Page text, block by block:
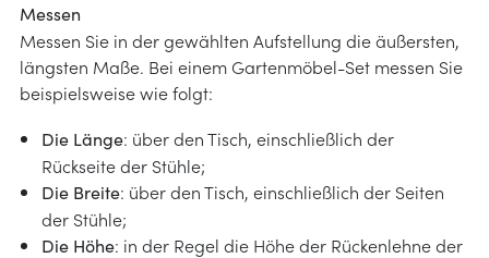
Messen
Messen Sie in der gewählten Aufstellung die äußersten,
längsten Maße. Bei einem Gartenmöbel-Set messen Sie
beispielsweise wie folgt:
Die Länge: über den Tisch, einschließlich der
Rückseite der Stühle;
Die Breite: über den Tisch, einschließlich der Seiten
der Stühle;
Die Höhe: in der Regel die Höhe der Rückenlehne der